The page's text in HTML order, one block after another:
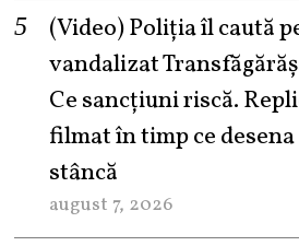
(Video) Poliția îl caută
vandalizat
Ce sancțiuni riscă.
filmat în timp ce desena
stâncă
august 7, 2026